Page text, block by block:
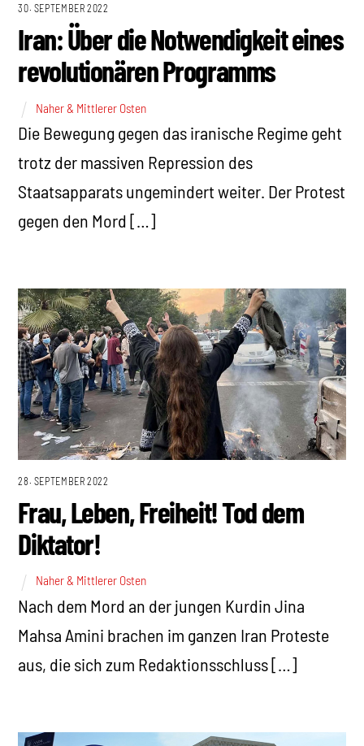
30. SEPTEMBER 2022
Iran: Über die Notwendigkeit eines
revolutionären Programms
Naher & Mittlerer Osten
Die Bewegung gegen das iranische Regime geht
trotz der massiven Repression des
Staatsapparats ungemindert weiter. Der Protest
gegen den Mord […]
28. SEPTEMBER 2022
Frau, Leben, Freiheit! Tod dem
Diktator!
Naher & Mittlerer Osten
Nach dem Mord an der jungen Kurdin Jina
Mahsa Amini brachen im ganzen Iran Proteste
aus, die sich zum Redaktionsschluss […]